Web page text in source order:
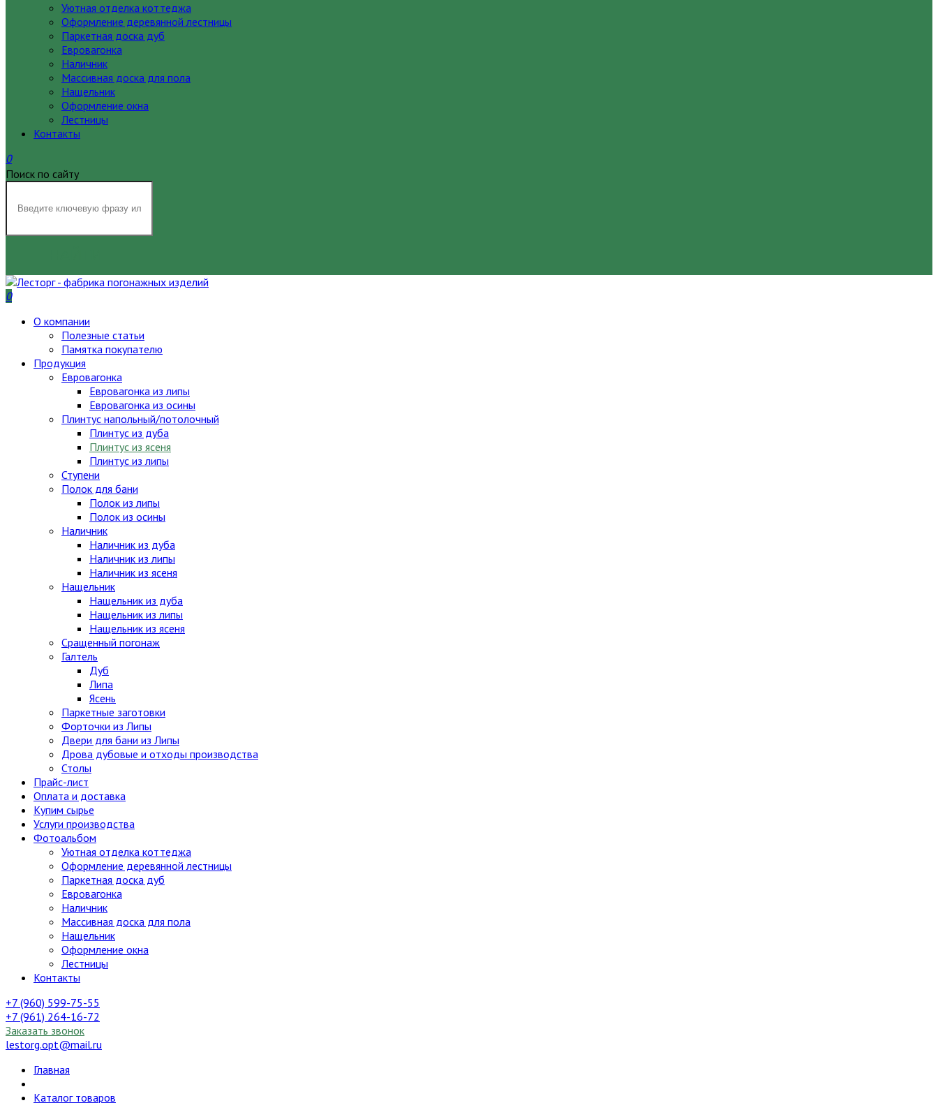
Уютная отделка коттеджа
Оформление деревянной лестницы
Паркетная доска дуб
Евровагонка
Наличник
Массивная доска для пола
Нащельник
Оформление окна
Лестницы
Контакты
0
Поиск по сайту
0
О компании
Полезные статьи
Памятка покупателю
Продукция
Евровагонка
Евровагонка из липы
Евровагонка из осины
Плинтус напольный/потолочный
Плинтус из дуба
Плинтус из ясеня
Плинтус из липы
Ступени
Полок для бани
Полок из липы
Полок из осины
Наличник
Наличник из дуба
Наличник из липы
Наличник из ясеня
Нащельник
Нащельник из дуба
Нащельник из липы
Нащельник из ясеня
Сращенный погонаж
Галтель
Дуб
Липа
Ясень
Паркетные заготовки
Форточки из Липы
Двери для бани из Липы
Дрова дубовые и отходы производства
Столы
Прайс-лист
Оплата и доставка
Купим сырье
Услуги производства
Фотоальбом
Уютная отделка коттеджа
Оформление деревянной лестницы
Паркетная доска дуб
Евровагонка
Наличник
Массивная доска для пола
Нащельник
Оформление окна
Лестницы
Контакты
+7 (960) 599-75-55
+7 (961) 264-16-72
Заказать звонок
lestorg.opt@mail.ru
Главная
Каталог товаров